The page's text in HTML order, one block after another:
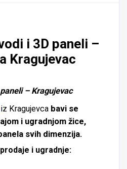
i 3D paneli –
Kragujevac
– Kragujevac
iz Kragujevca bavi se
i ugradnjom žice,
svih dimenzija.
i ugradnje: